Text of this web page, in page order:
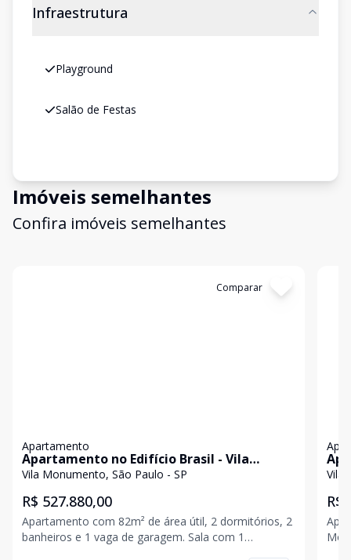
Infraestrutura
Playground
Salão de Festas
Imóveis semelhantes
Confira imóveis semelhantes
Comparar
Apartamento
Apartamento no Edifício Brasil - Vila
Monumento
Vila Monumento, São Paulo - SP
R$ 527.880,00
Apartamento com 82m² de área útil, 2 dormitórios, 2
banheiros e 1 vaga de garagem. Sala com 1
Vila
R$